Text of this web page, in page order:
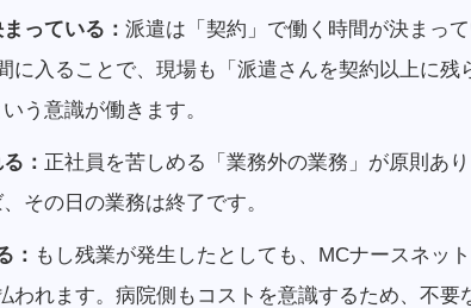
っている： 派遣は「契約」で働く時間が決まっ
に入ることで、現場も「派遣さんを契約以上に残
う意識が働きます。
： 正社員を苦しめる「業務外の業務」が原則あり
その日の業務は終了です。
： もし残業が発生したとしても、MCナースネッ
われます。病院側もコストを意識するため、不要